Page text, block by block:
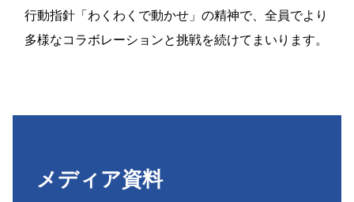
行動指針「わくわくで動かせ」の精神で、全員でより
多様なコラボレーションと挑戦を続けてまいります。
メディア資料